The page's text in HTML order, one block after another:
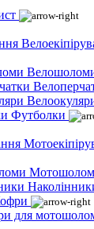
Футболки